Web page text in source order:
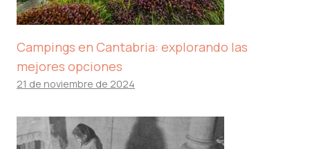
Campings en Cantabria: explorando las
mejores opciones
21 de noviembre de 2024